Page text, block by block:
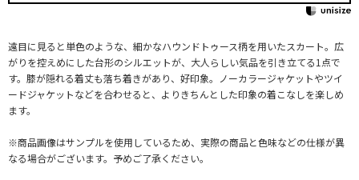
遠目に見ると単色のような、細かなハウンドトゥース柄を用いたスカート。広
がりを控えめにした台形のシルエットが、大人らしい気品を引き立てる1点で
す。膝が隠れる着丈も落ち着きがあり、好印象。ノーカラージャケットやツイ
ードジャケットなどを合わせると、よりきちんとした印象の着こなしを楽しめ
ます。
※商品画像はサンプルを使用しているため、実際の商品と色味などの仕様が異
なる場合がございます。予めご了承ください。